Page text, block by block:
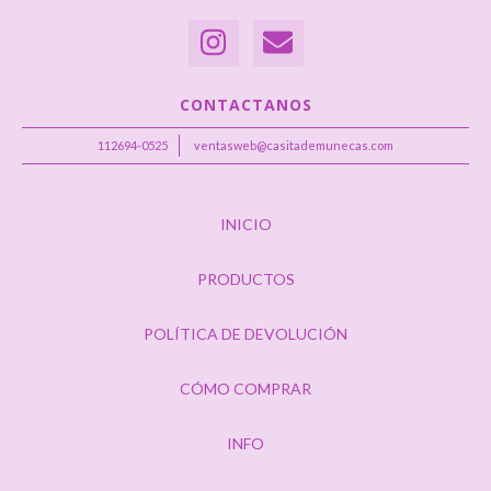
CONTACTANOS
112694-0525 ventasweb@casitademunecas.com
INICIO
PRODUCTOS
POLÍTICA DE DEVOLUCIÓN
CÓMO COMPRAR
INFO